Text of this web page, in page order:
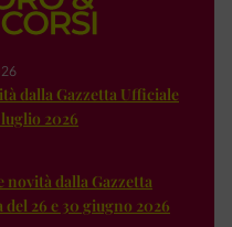
dalla Gazzetta Ufficiale
2026
novità dalla Gazzetta
26 e 30 giugno 2026